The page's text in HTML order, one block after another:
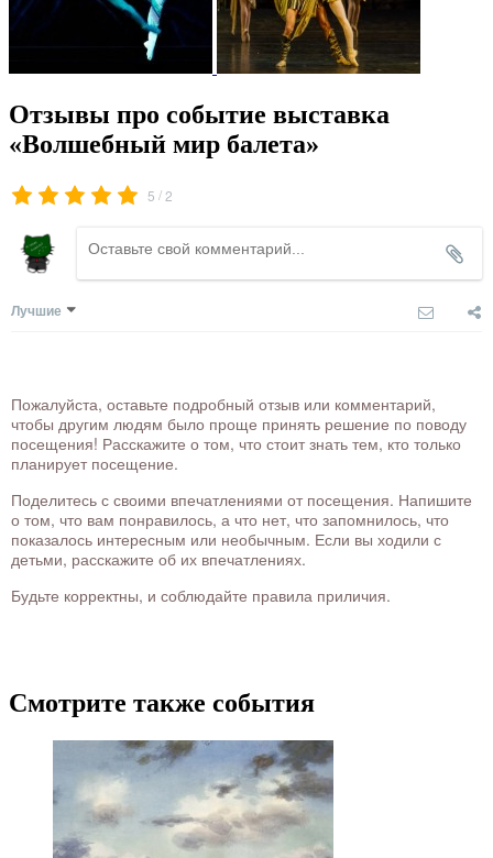
Отзывы про событие выставка
«Волшебный мир балета»
5 /2
Лучшие
Пожалуйста, оставьте подробный отзыв или комментарий,
чтобы другим людям было проще принять решение по поводу
посещения! Расскажите о том, что стоит знать тем, кто только
планирует посещение.
Поделитесь с своими впечатлениями от посещения. Напишите
о том, что вам понравилось, а что нет, что запомнилось, что
показалось интересным или необычным. Если вы ходили с
детьми, расскажите об их впечатлениях.
Будьте корректны, и соблюдайте правила приличия.
Смотрите также события